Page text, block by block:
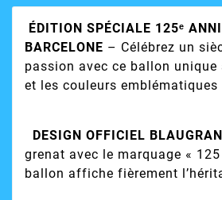
ÉDITION SPÉCIALE 125ᵉ
BARCELONE – Célébrez un
passion avec ce ballon
et les couleurs
DESIGN OFFICIEL
grenat avec le marquage «
ballon affiche fièrement